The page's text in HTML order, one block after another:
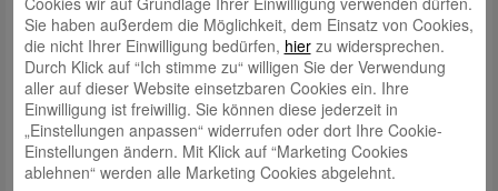
Ein Aktienfonds ist ein Investmentfonds, der überwiegend in Aktien
investiert. Eine Aktie verbrieft ein Teilhaberrecht an einer
Aktiengesellschaft. Der Fonds wird so zum Teilhaber der Unternehmen
und ist damit an deren Gewinnen und Verlusten beteiligt. Die Erträge
ergeben sich aus ausgeschütteten Dividenden und Kurssteigerungen
der Aktie. Mit Aktienfonds lässt sich gezielt in Branchen
(Branchenfonds), Regionen (Länderfonds) oder auch Unternehmen
unterschiedlicher Größe investieren.
Sie haben außerdem die Möglichkeit, dem Einsatz von Cookies,
die nicht Ihrer Einwilligung bedürfen, hierzu widersprechen.
Durch Klick auf “Ich stimme zu“ willigen Sie der Verwendung
aller auf dieser Website einsetzbaren Cookies ein. Ihre
Einwilligung ist freiwillig. Sie können diese jederzeit in
„Einstellungen anpassen“ widerrufen oder dort Ihre Cookie-
Einstellungen ändern. Mit Klick auf “Marketing Cookies
ablehnen“ werden alle Marketing Cookies abgelehnt.